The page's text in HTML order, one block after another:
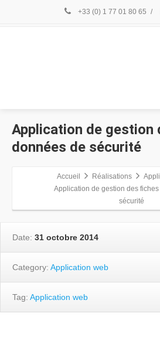
+33 (0) 1 77 01 80 65 /
Application de gestion
données de sécurité
Accueil Réalisations
Application de gestion des
sécurité
Date: 31 octobre 2014
Category: Application web
Tag: Application web